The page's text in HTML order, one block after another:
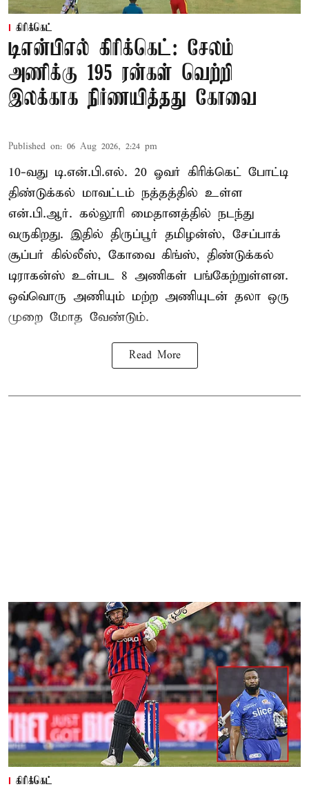
கிரிக்கெட்
டிஎன்பிஎல் கிரிக்கெட்: சேலம்
அணிக்கு 195 ரன்கள் வெற்றி
இலக்காக நிர்ணயித்தது கோவை
Published on: 06 Aug 2026, 2:24 pm
10-வது டி.என்.பி.எல். 20 ஓவர் கிரிக்கெட் போட்டி
திண்டுக்கல் மாவட்டம் நத்தத்தில் உள்ள
என்.பி.ஆர். கல்லூரி மைதானத்தில் நடந்து
வருகிறது. இதில் திருப்பூர் தமிழன்ஸ், சேப்பாக்
சூப்பர் கில்லீஸ், கோவை கிங்ஸ், திண்டுக்கல்
டிராகன்ஸ் உள்பட 8 அணிகள் பங்கேற்றுள்ளன.
ஒவ்வொரு அணியும் மற்ற அணியுடன் தலா ஒரு
முறை மோத வேண்டும்.
Read More
கிரிக்கெட்